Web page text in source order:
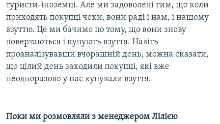
туристи-іноземці. Але ми задоволені тим, що коли
приходять покупці чехи, вони раді і нам, і нашому
взуттю. Це ми бачимо по тому, що вони знову
повертаються і купують взуття. Навіть
проаналізувавши вчорашній день, можна сказати,
що цілий день заходили покупці, які вже
неодноразово у нас купували взуття.
Поки ми розмовляли з менеджером Лілією